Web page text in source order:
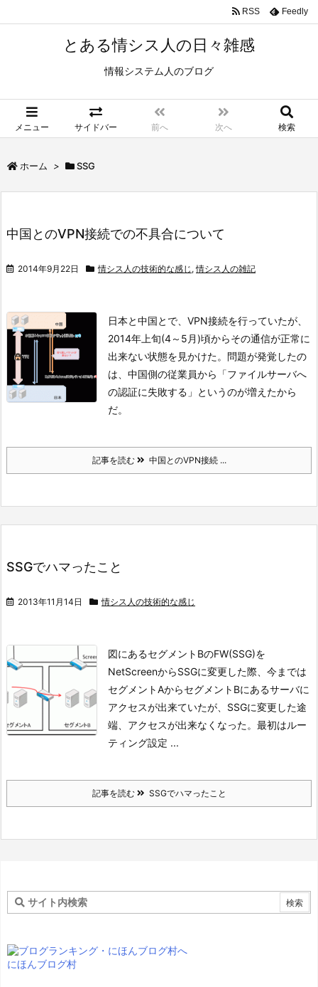
とある情シス人の日々雑感
情報システム人のブログ
メニュー サイドバー 前へ 次へ 検索
RSS Feedly
ホーム > SSG
中国とのVPN接続での不具合について
2014年9月22日 情シス人の技術的な感じ ,情シス人の雑記
日本と中国とで、VPN接続を行っていたが、
2014年上旬(4～5月)頃からその通信が正常に
出来ない状態を見かけた。 問題が発覚したの
は、中国側の従業員から「ファイルサーバへ
の認証に失敗する」というのが増えたから
だ。
記事を読む 中国とのVPN接続 ...
SSGでハマったこと
2013年11月14日 情シス人の技術的な感じ
図にあるセグメントBのFW(SSG)を
NetScreenからSSGに変更した際、今までは
セグメントAからセグメントBにあるサーバに
アクセスが出来ていたが、SSGに変更した途
端、アクセスが出来なくなった。 最初はルー
ティング設定 ...
記事を読む SSGでハマったこと
にほんブログ村